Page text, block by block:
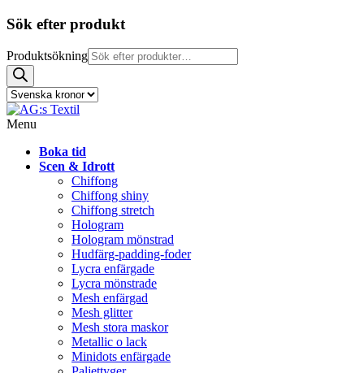
Sök efter produkt
Produktsökning
Menu
Boka tid
Scen & Idrott
Chiffong
Chiffong shiny
Chiffong stretch
Hologram
Hologram mönstrad
Hudfärg-padding-foder
Lycra enfärgade
Lycra mönstrade
Mesh enfärgad
Mesh glitter
Mesh stora maskor
Metallic o lack
Minidots enfärgade